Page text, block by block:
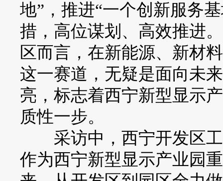
地”，推进“一个创新服务
措，高位谋划、高效推进
区而言，在新能源、新材
这一赛道，无疑是面向未
亮，标志着西宁新型显示
质性一步。
采访中，西宁开发区工
作为西宁新型显示产业园